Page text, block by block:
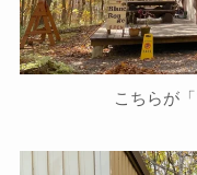
こちらが